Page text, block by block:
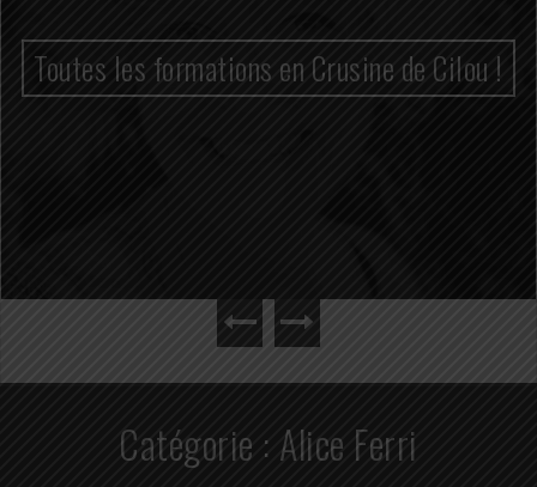
Toutes les formations en Crusine de Cilou !
Catégorie : Alice Ferri